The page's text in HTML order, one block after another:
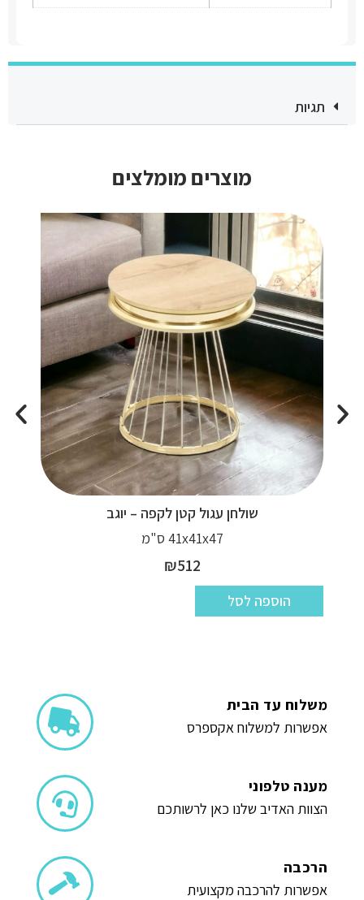
תגיות
מוצרים מומלצים
שולחן עגול קטן לקפה – יוגב
41x41x47 ס"מ
₪512
הוספה לסל
משלוח עד הבית
אפשרות למשלוח אקספרס
מענה טלפוני
הצוות האדיב שלנו כאן לרשותכם
הרכבה
אפשרות להרכבה מקצועית